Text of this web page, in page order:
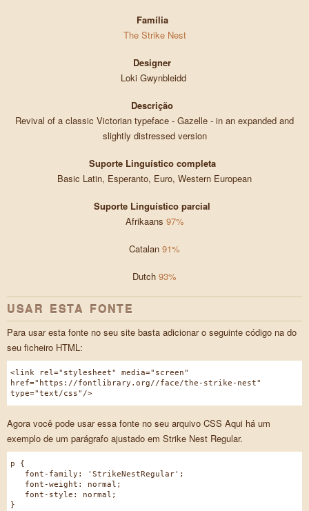
Família
The Strike Nest
Designer
Loki Gwynbleidd
Descrição
Revival of a classic Victorian typeface - Gazelle - in an expanded and
slightly distressed version
Suporte Linguístico completa
Basic Latin, Esperanto, Euro, Western European
Suporte Linguístico parcial
Afrikaans 97%
Catalan 91%
Dutch 93%
USAR ESTA FONTE
Para usar esta fonte no seu site basta adicionar o seguinte código na do
seu ficheiro HTML:
<link rel="stylesheet" media="screen"
href="https://fontlibrary.org//face/the-strike-nest"
type="text/css"/>
Agora você pode usar essa fonte no seu arquivo CSS Aqui há um
exemplo de um parágrafo ajustado em Strike Nest Regular.
p {
font-family: 'StrikeNestRegular';
font-weight: normal;
font-style: normal;
}